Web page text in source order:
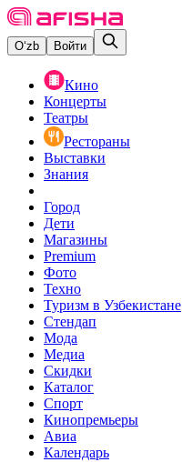
O‘zb Войти
Кино
Концерты
Театры
Рестораны
Выставки
Знания
Город
Дети
Магазины
Premium
Фото
Техно
Туризм в Узбекистане
Стендап
Мода
Медиа
Скидки
Каталог
Спорт
Кинопремьеры
Авиа
Календарь